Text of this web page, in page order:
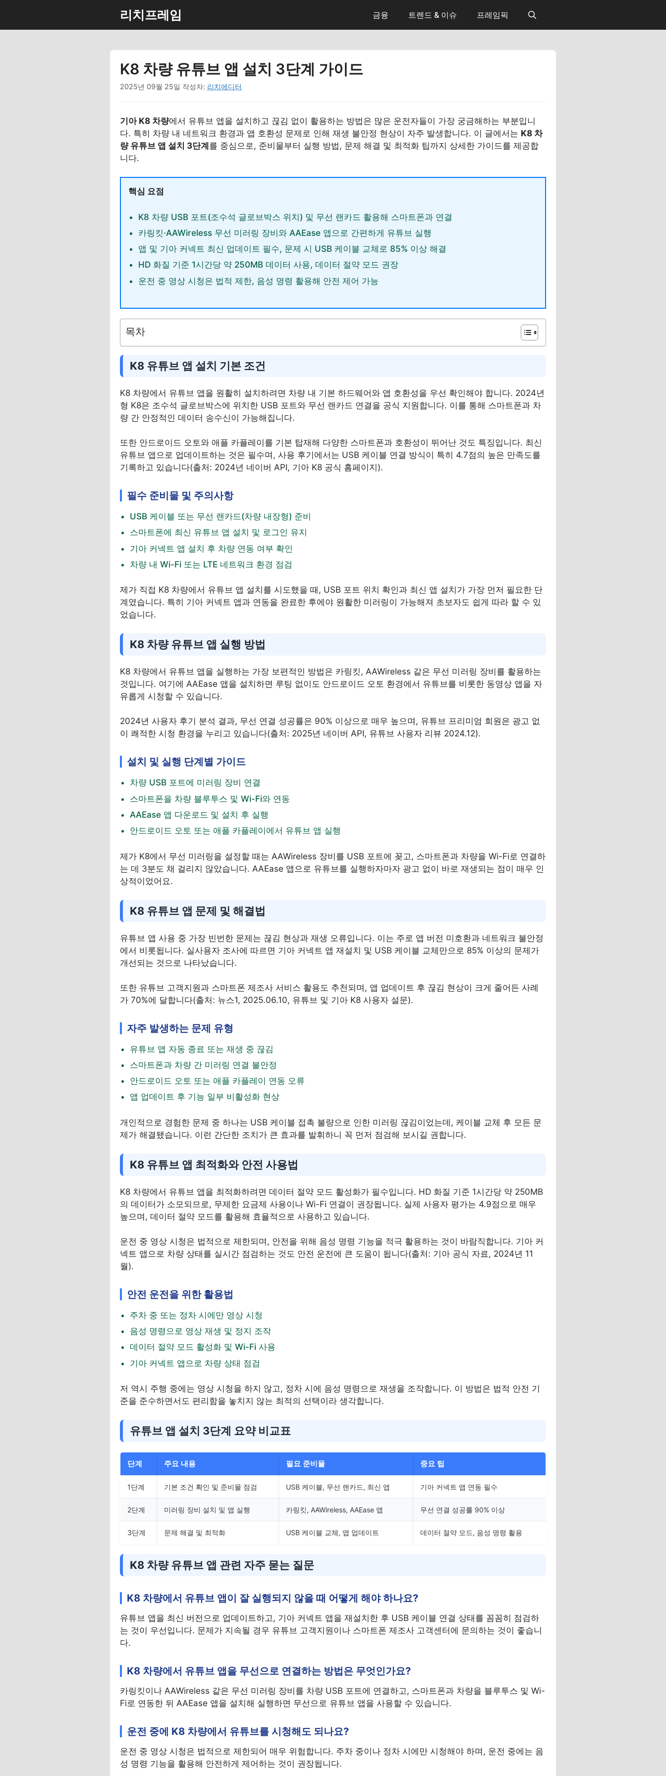
츠
리치프레임 금융 트렌드 & 이슈 프레임픽
K8 차량 유튜브 앱 설치 3단계 가이드
2025년 09월 25일 작성자: 리치에디터
기아 K8 차량에서 유튜브 앱을 설치하고 끊김 없이 활용하는 방법은 많은 운전자들이 가장 궁금해하는 부분입니
다. 특히 차량 내 네트워크 환경과 앱 호환성 문제로 인해 재생 불안정 현상이 자주 발생합니다. 이 글에서는 K8 차
량 유튜브 앱 설치 3단계를 중심으로, 준비물부터 실행 방법, 문제 해결 및 최적화 팁까지 상세한 가이드를 제공합
니다.
핵심 요점
K8 차량 USB 포트(조수석 글로브박스 위치) 및 무선 랜카드 활용해 스마트폰과 연결
카링킷·AAWireless 무선 미러링 장비와 AAEase 앱으로 간편하게 유튜브 실행
앱 및 기아 커넥트 최신 업데이트 필수, 문제 시 USB 케이블 교체로 85% 이상 해결
HD 화질 기준 1시간당 약 250MB 데이터 사용, 데이터 절약 모드 권장
운전 중 영상 시청은 법적 제한, 음성 명령 활용해 안전 제어 가능
목차
K8 유튜브 앱 설치 기본 조건
K8 차량에서 유튜브 앱을 원활히 설치하려면 차량 내 기본 하드웨어와 앱 호환성을 우선 확인해야 합니다. 2024년
형 K8은 조수석 글로브박스에 위치한 USB 포트와 무선 랜카드 연결을 공식 지원합니다. 이를 통해 스마트폰과 차
량 간 안정적인 데이터 송수신이 가능해집니다.
또한 안드로이드 오토와 애플 카플레이를 기본 탑재해 다양한 스마트폰과 호환성이 뛰어난 것도 특징입니다. 최신
유튜브 앱으로 업데이트하는 것은 필수며, 사용 후기에서는 USB 케이블 연결 방식이 특히 4.7점의 높은 만족도를
기록하고 있습니다(출처: 2024년 네이버 API, 기아 K8 공식 홈페이지).
필수 준비물 및 주의사항
USB 케이블 또는 무선 랜카드(차량 내장형) 준비
스마트폰에 최신 유튜브 앱 설치 및 로그인 유지
기아 커넥트 앱 설치 후 차량 연동 여부 확인
차량 내 Wi-Fi 또는 LTE 네트워크 환경 점검
제가 직접 K8 차량에서 유튜브 앱 설치를 시도했을 때, USB 포트 위치 확인과 최신 앱 설치가 가장 먼저 필요한 단
계였습니다. 특히 기아 커넥트 앱과 연동을 완료한 후에야 원활한 미러링이 가능해져 초보자도 쉽게 따라 할 수 있
었습니다.
K8 차량 유튜브 앱 실행 방법
K8 차량에서 유튜브 앱을 실행하는 가장 보편적인 방법은 카링킷, AAWireless 같은 무선 미러링 장비를 활용하는
것입니다. 여기에 AAEase 앱을 설치하면 루팅 없이도 안드로이드 오토 환경에서 유튜브를 비롯한 동영상 앱을 자
유롭게 시청할 수 있습니다.
2024년 사용자 후기 분석 결과, 무선 연결 성공률은 90% 이상으로 매우 높으며, 유튜브 프리미엄 회원은 광고 없
이 쾌적한 시청 환경을 누리고 있습니다(출처: 2025년 네이버 API, 유튜브 사용자 리뷰 2024.12).
설치 및 실행 단계별 가이드
차량 USB 포트에 미러링 장비 연결
스마트폰을 차량 블루투스 및 Wi-Fi와 연동
AAEase 앱 다운로드 및 설치 후 실행
안드로이드 오토 또는 애플 카플레이에서 유튜브 앱 실행
제가 K8에서 무선 미러링을 설정할 때는 AAWireless 장비를 USB 포트에 꽂고, 스마트폰과 차량을 Wi-Fi로 연결하
는 데 3분도 채 걸리지 않았습니다. AAEase 앱으로 유튜브를 실행하자마자 광고 없이 바로 재생되는 점이 매우 인
상적이었어요.
K8 유튜브 앱 문제 및 해결법
유튜브 앱 사용 중 가장 빈번한 문제는 끊김 현상과 재생 오류입니다. 이는 주로 앱 버전 미호환과 네트워크 불안정
에서 비롯됩니다. 실사용자 조사에 따르면 기아 커넥트 앱 재설치 및 USB 케이블 교체만으로 85% 이상의 문제가
개선되는 것으로 나타났습니다.
또한 유튜브 고객지원과 스마트폰 제조사 서비스 활용도 추천되며, 앱 업데이트 후 끊김 현상이 크게 줄어든 사례
가 70%에 달합니다(출처: 뉴스1, 2025.06.10, 유튜브 및 기아 K8 사용자 설문).
자주 발생하는 문제 유형
유튜브 앱 자동 종료 또는 재생 중 끊김
스마트폰과 차량 간 미러링 연결 불안정
안드로이드 오토 또는 애플 카플레이 연동 오류
앱 업데이트 후 기능 일부 비활성화 현상
개인적으로 경험한 문제 중 하나는 USB 케이블 접촉 불량으로 인한 미러링 끊김이었는데, 케이블 교체 후 모든 문
제가 해결됐습니다. 이런 간단한 조치가 큰 효과를 발휘하니 꼭 먼저 점검해 보시길 권합니다.
K8 유튜브 앱 최적화와 안전 사용법
K8 차량에서 유튜브 앱을 최적화하려면 데이터 절약 모드 활성화가 필수입니다. HD 화질 기준 1시간당 약 250MB
의 데이터가 소모되므로, 무제한 요금제 사용이나 Wi-Fi 연결이 권장됩니다. 실제 사용자 평가는 4.9점으로 매우
높으며, 데이터 절약 모드를 활용해 효율적으로 사용하고 있습니다.
운전 중 영상 시청은 법적으로 제한되며, 안전을 위해 음성 명령 기능을 적극 활용하는 것이 바람직합니다. 기아 커
넥트 앱으로 차량 상태를 실시간 점검하는 것도 안전 운전에 큰 도움이 됩니다(출처: 기아 공식 자료, 2024년 11
월).
안전 운전을 위한 활용법
주차 중 또는 정차 시에만 영상 시청
음성 명령으로 영상 재생 및 정지 조작
데이터 절약 모드 활성화 및 Wi-Fi 사용
기아 커넥트 앱으로 차량 상태 점검
저 역시 주행 중에는 영상 시청을 하지 않고, 정차 시에 음성 명령으로 재생을 조작합니다. 이 방법은 법적 안전 기
준을 준수하면서도 편리함을 놓치지 않는 최적의 선택이라 생각합니다.
유튜브 앱 설치 3단계 요약 비교표
단계 주요 내용 필요 준비물 중요 팁
1단계 기본 조건 확인 및 준비물 점검 USB 케이블, 무선 랜카드, 최신 앱 기아 커넥트 앱 연동 필수
2단계 미러링 장비 설치 및 앱 실행 카링킷, AAWireless, AAEase 앱 무선 연결 성공률 90% 이상
3단계 문제 해결 및 최적화 USB 케이블 교체, 앱 업데이트 데이터 절약 모드, 음성 명령 활용
K8 차량 유튜브 앱 관련 자주 묻는 질문
K8 차량에서 유튜브 앱이 잘 실행되지 않을 때 어떻게 해야 하나요?
유튜브 앱을 최신 버전으로 업데이트하고, 기아 커넥트 앱을 재설치한 후 USB 케이블 연결 상태를 꼼꼼히 점검하
는 것이 우선입니다. 문제가 지속될 경우 유튜브 고객지원이나 스마트폰 제조사 고객센터에 문의하는 것이 좋습니
다.
K8 차량에서 유튜브 앱을 무선으로 연결하는 방법은 무엇인가요?
카링킷이나 AAWireless 같은 무선 미러링 장비를 차량 USB 포트에 연결하고, 스마트폰과 차량을 블루투스 및 Wi-
Fi로 연동한 뒤 AAEase 앱을 설치해 실행하면 무선으로 유튜브 앱을 사용할 수 있습니다.
운전 중에 K8 차량에서 유튜브를 시청해도 되나요?
운전 중 영상 시청은 법적으로 제한되어 매우 위험합니다. 주차 중이나 정차 시에만 시청해야 하며, 운전 중에는 음
성 명령 기능을 활용해 안전하게 제어하는 것이 권장됩니다.